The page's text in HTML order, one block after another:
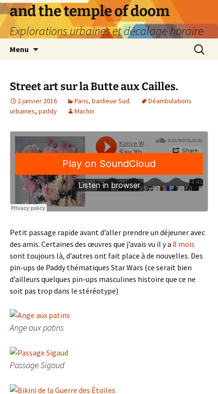
Aller
au
contenu
and the temple of doom
Explorations urbaines et décalage horaire
Menu
Street art sur la Butte aux Cailles.
2 janvier 2016 Paris, banlieue Sud.
Déambulations
urbaines, paddy Machin
Petit passage rapide avant d’aller prendre un déjeuner avec
des amis. Certaines des œuvres que j’avais vu il y a 8 mois
sont toujours là, d’autres ont fait place à de nouvelles. Des
pin-ups de Paddy thématiques Star Wars (ce serait bien
d’ailleurs quelques pin-ups masculines histoire que ce ne
soit pas trop dans le stéréotype)
Ange aux patins
Passage Sigaud